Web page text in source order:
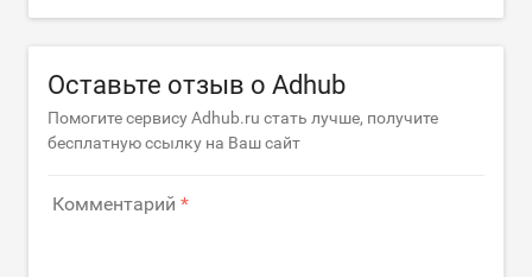
Оставьте отзыв о Adhub
Помогите сервису Adhub.ru стать лучше, получите
бесплатную ссылку на Ваш сайт
Комментарий